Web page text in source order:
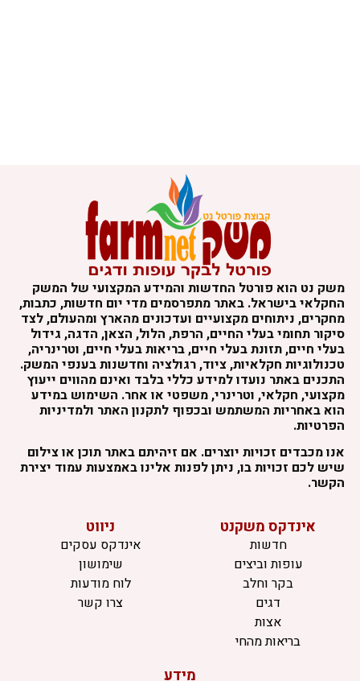
משק נט הוא פורטל החדשות והמידע המקצועי של המשק
החקלאי בישראל. באתר מתפרסמים מדי יום חדשות, כתבות,
מחקרים, ניתוחים מקצועיים ועדכונים מהארץ ומהעולם, לצד
סיקור תחומי בעלי החיים, הרפת, הלול, הצאן, הדגה, גידול
בעלי חיים, תזונת בעלי חיים, בריאות בעלי חיים, וטרינריה,
טכנולוגיות חקלאיות, ציוד, רגולציה וחדשנות בענפי המשק.
התכנים באתר נועדו למידע כללי בלבד ואינם מהווים ייעוץ
מקצועי, חקלאי, וטרינרי, משפטי או אחר. השימוש במידע
הוא באחריות המשתמש ובכפוף לתקנון האתר ולמדיניות
הפרטיות.
אנו מכבדים זכויות יוצרים. אם זיהיתם באתר תוכן או צילום
שיש לכם זכויות בו, ניתן לפנות אלינו באמצעות עמוד יצירת
הקשר.
אינדקס משקנט
חדשות
עופות וביצים
בקר וחלב
דגים
אצות
בריאות מהחי
ניווט
אינדקס עסקים
שימושון
לוח מודעות
צרו קשר
מידע